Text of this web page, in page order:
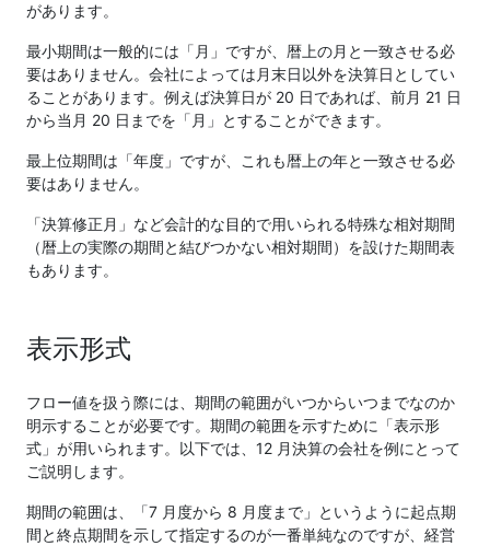
があります。
最小期間は一般的には「月」ですが、暦上の月と一致させる必
要はありません。会社によっては月末日以外を決算日としてい
ることがあります。例えば決算日が 20 日であれば、前月 21 日
から当月 20 日までを「月」とすることができます。
最上位期間は「年度」ですが、これも暦上の年と一致させる必
要はありません。
「決算修正月」など会計的な目的で用いられる特殊な相対期間
（暦上の実際の期間と結びつかない相対期間）を設けた期間表
もあります。
表示形式
フロー値を扱う際には、期間の範囲がいつからいつまでなのか
明示することが必要です。期間の範囲を示すために「表示形
式」が用いられます。以下では、12 月決算の会社を例にとって
ご説明します。
期間の範囲は、「7 月度から 8 月度まで」というように起点期
間と終点期間を示して指定するのが一番単純なのですが、経営